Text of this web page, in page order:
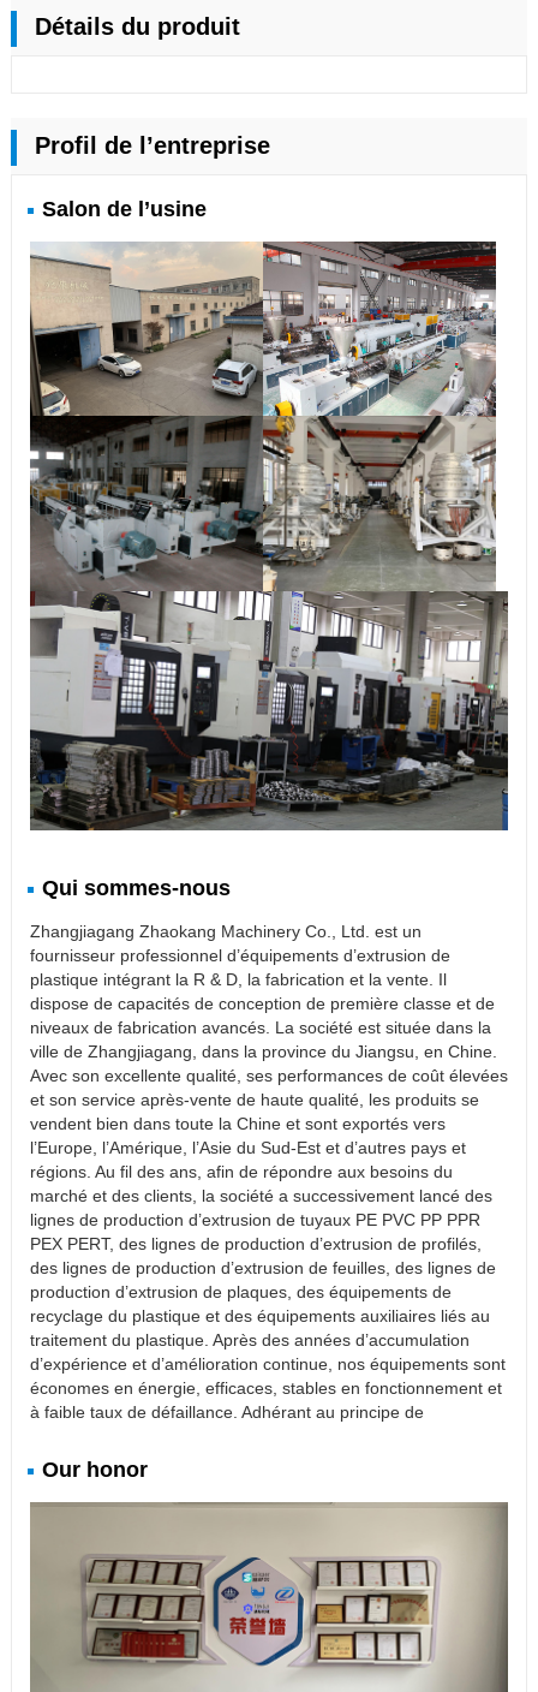
Détails du produit
Profil de l’entreprise
Salon de l’usine
Qui sommes-nous
Zhangjiagang Zhaokang Machinery Co., Ltd. est un
fournisseur professionnel d’équipements d’extrusion de
plastique intégrant la R & D, la fabrication et la vente. Il
dispose de capacités de conception de première classe et de
niveaux de fabrication avancés. La société est située dans la
ville de Zhangjiagang, dans la province du Jiangsu, en Chine.
Avec son excellente qualité, ses performances de coût élevées
et son service après-vente de haute qualité, les produits se
vendent bien dans toute la Chine et sont exportés vers
l’Europe, l’Amérique, l’Asie du Sud-Est et d’autres pays et
régions. Au fil des ans, afin de répondre aux besoins du
marché et des clients, la société a successivement lancé des
lignes de production d’extrusion de tuyaux PE PVC PP PPR
PEX PERT, des lignes de production d’extrusion de profilés,
des lignes de production d’extrusion de feuilles, des lignes de
production d’extrusion de plaques, des équipements de
recyclage du plastique et des équipements auxiliaires liés au
traitement du plastique. Après des années d’accumulation
d’expérience et d’amélioration continue, nos équipements sont
économes en énergie, efficaces, stables en fonctionnement et
à faible taux de défaillance. Adhérant au principe de
Our honor